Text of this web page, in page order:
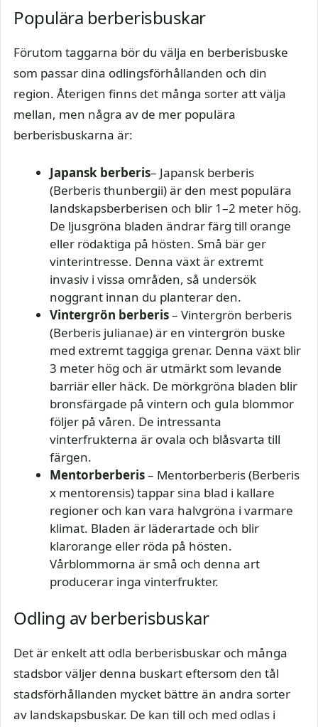
Populära berberisbuskar
Förutom taggarna bör du välja en berberisbuske
som passar dina odlingsförhållanden och din
region. Återigen finns det många sorter att välja
mellan, men några av de mer populära
berberisbuskarna är:
Japansk berberis– Japansk berberis
(Berberis thunbergii) är den mest populära
landskapsberberisen och blir 1–2 meter hög.
De ljusgröna bladen ändrar färg till orange
eller rödaktiga på hösten. Små bär ger
vinterintresse. Denna växt är extremt
invasiv i vissa områden, så undersök
noggrant innan du planterar den.
Vintergrön berberis– Vintergrön berberis
(Berberis julianae) är en vintergrön buske
med extremt taggiga grenar. Denna växt blir
3 meter hög och är utmärkt som levande
barriär eller häck. De mörkgröna bladen blir
bronsfärgade på vintern och gula blommor
följer på våren. De intressanta
vinterfrukterna är ovala och blåsvarta till
färgen.
Mentorberberis– Mentorberberis (Berberis
x mentorensis) tappar sina blad i kallare
regioner och kan vara halvgröna i varmare
klimat. Bladen är läderartade och blir
klarorange eller röda på hösten.
Vårblommorna är små och denna art
producerar inga vinterfrukter.
Odling av berberisbuskar
Det är enkelt att odla berberisbuskar och många
stadsbor väljer denna buskart eftersom den tål
stadsförhållanden mycket bättre än andra sorter
av landskapsbuskar. De kan till och med odlas i